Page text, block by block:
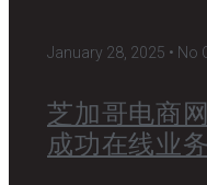
January 28, 2025 No
芝加哥电商
成功在线业